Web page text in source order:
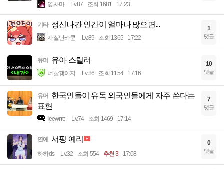
옆사마 Lv.87 조회 1681 17:23
기타 정신나간 인간이 얼마나 많으면...
사실난라쿤 Lv.89 조회 1365 17:22
1
댓글
유머 유아 스릴러
너빨갱이지 Lv.86 조회 1154 17:16
10
댓글
유머 한국인들이 유독 외국인들에게 자주 쓴다는
표현
Ieewrre Lv.74 조회 1469 17:14
7
댓글
연예 서핑 예리
하하ds Lv.32 조회 554 추천 3 17:08
0
댓글